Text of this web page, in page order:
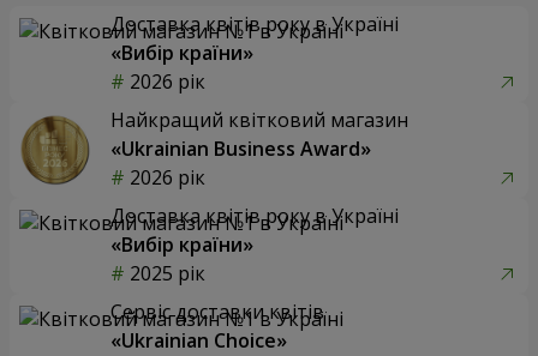
Доставка квітів року в Україні
«Вибір країни»
2026 рік
Найкращий квітковий магазин
«Ukrainian Business Award»
2026 рік
Доставка квітів року в Україні
«Вибір країни»
2025 рік
Сервіс доставки квітів
«Ukrainian Choice»